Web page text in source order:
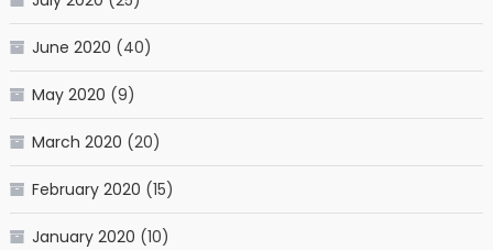
June 2020 (40)
May 2020 (9)
March 2020 (20)
February 2020 (15)
January 2020 (10)